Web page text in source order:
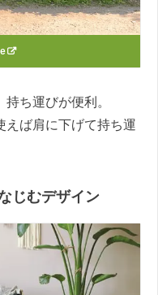
ち運びが便利。
えば肩に下げて持ち運
じむデザイン